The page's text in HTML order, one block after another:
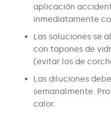
aplicación
inmediatamente
Las soluciones se
con tapones de
(evitar los de
Las diluciones
semanalmente.
calor.